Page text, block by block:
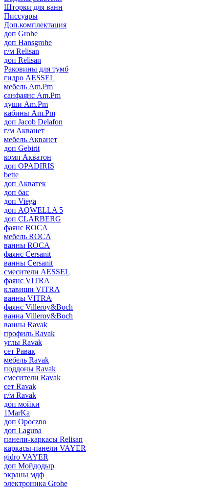
Шторки для ванн
Писсуары
Доп.комплектация
доп Grohe
доп Hansgrohe
г/м Relisan
доп Relisan
Раковины для тумб
гидро AESSEL
мебель Am.Pm
санфаянс Am.Pm
души Am.Pm
кабины Am.Pm
доп Jacob Delafon
г/м Акванет
мебель Акванет
доп Gebirit
комп Акватон
доп OPADIRIS
bette
доп Акватек
доп бас
доп Viega
доп AQWELLA 5
доп CLARBERG
фаянс ROCA
мебель ROCA
ванны ROCA
фаянс Cersanit
ванны Cersanit
смесители AESSEL
фаянс VITRA
клавиши VITRA
ванны VITRA
фаянс Villeroy&Boch
ванна Villeroy&Boch
ванны Ravak
профиль Ravak
углы Ravak
сет Равак
мебель Ravak
поддоны Ravak
смесители Ravak
сет Ravak
г/м Ravak
доп мойки
1MarKa
доп Opoczno
доп Laguna
панели-каркасы Relisan
каркасы-панели VAYER
gidro VAYER
доп Мойдодыр
экраны мдф
электроника Grohe